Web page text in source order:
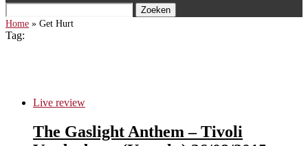
Zoeken
Home » Get Hurt
Tag:
Live review
The Gaslight Anthem – Tivoli